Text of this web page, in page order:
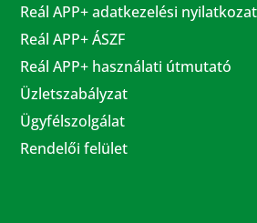
Reál APP+ adatkezelési nyilatkozat
Reál APP+ ÁSZF
Reál APP+ használati útmutató
Üzletszabályzat
Ügyfélszolgálat
Rendelői felület